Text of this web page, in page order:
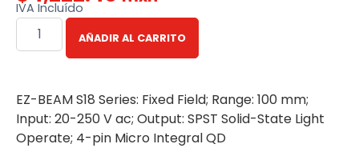
IVA Incluído
AÑADIR AL CARRITO
EZ-BEAM S18 Series: Fixed Field; Range: 100 mm;
Input: 20-250 V ac; Output: SPST Solid-State Light
Operate; 4-pin Micro Integral QD